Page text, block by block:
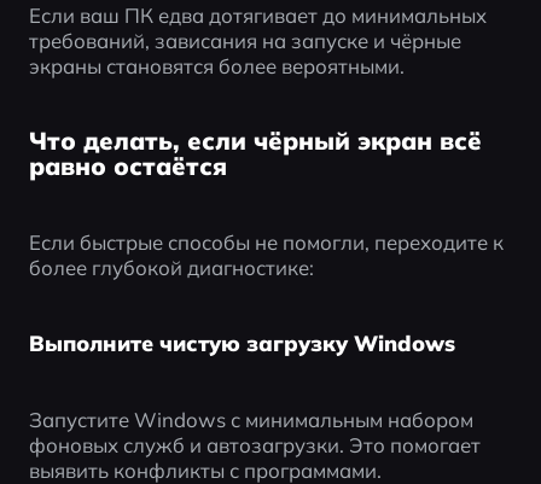
Если ваш ПК едва дотягивает до минимальных
требований, зависания на запуске и чёрные
экраны становятся более вероятными.
Что делать, если чёрный экран всё
равно остаётся
Если быстрые способы не помогли, переходите к
более глубокой диагностике:
Выполните чистую загрузку Windows
Запустите Windows с минимальным набором
фоновых служб и автозагрузки. Это помогает
выявить конфликты с программами.